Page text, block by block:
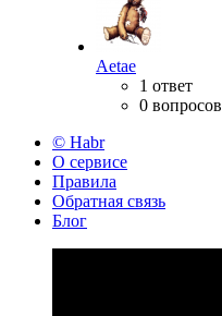
Aetae
1 ответ
0 вопросов
© Habr
О сервисе
Правила
Обратная связь
Блог